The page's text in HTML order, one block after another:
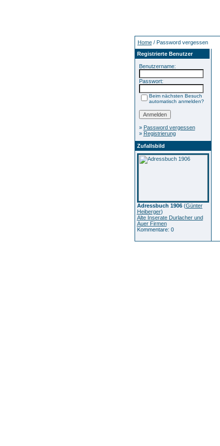
Home/ Password vergessen
Registrierte Benutzer
Benutzername:
Passwort:
Beim nächsten Besuch
automatisch anmelden?
» Password vergessen
» Registrierung
Zufallsbild
Adressbuch 1906(Günter
Heiberger)
Alte Inserate Durlacher und
Auer Firmen
Kommentare: 0